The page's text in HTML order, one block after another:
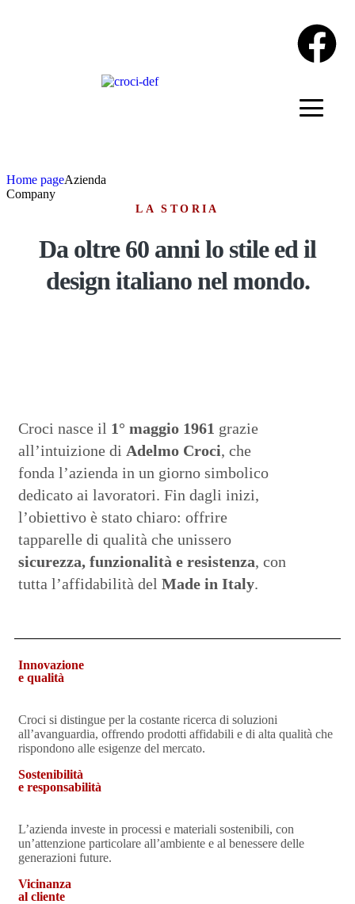
Home pageAzienda
Company
LA STORIA
Da oltre 60 anni lo stile ed il
design italiano nel mondo.
Croci nasce il 1° maggio 1961 grazie
all’intuizione di Adelmo Croci, che
fonda l’azienda in un giorno simbolico
dedicato ai lavoratori. Fin dagli inizi,
l’obiettivo è stato chiaro: offrire
tapparelle di qualità che unissero
sicurezza, funzionalità e resistenza, con
tutta l’affidabilità del Made in Italy.
Innovazione
e qualità
Croci si distingue per la costante ricerca di soluzioni
all’avanguardia, offrendo prodotti affidabili e di alta qualità che
rispondono alle esigenze del mercato.
Sostenibilità
e responsabilità
L’azienda investe in processi e materiali sostenibili, con
un’attenzione particolare all’ambiente e al benessere delle
generazioni future.
Vicinanza
al cliente